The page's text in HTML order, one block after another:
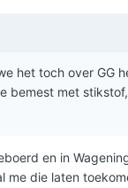
het toch over
met
en in
die laten